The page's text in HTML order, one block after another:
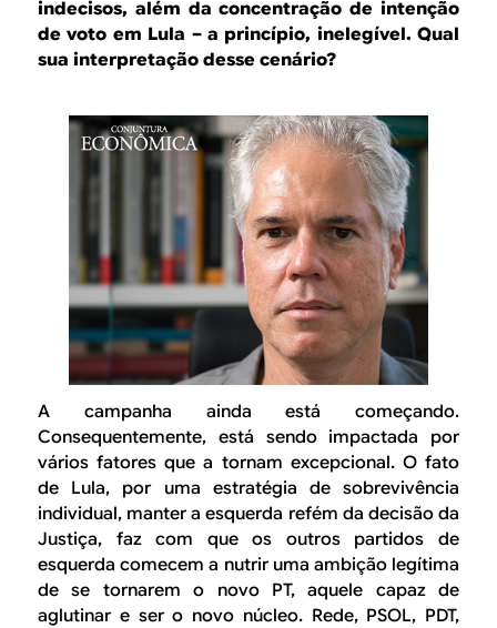
indecisos, além da concentração de intenção
de voto em Lula – a princípio, inelegível. Qual
sua interpretação desse cenário?
A campanha ainda está começando.
Consequentemente, está sendo impactada por
vários fatores que a tornam excepcional. O fato
de Lula, por uma estratégia de sobrevivência
individual, manter a esquerda refém da decisão da
Justiça, faz com que os outros partidos de
esquerda comecem a nutrir uma ambição legítima
de se tornarem o novo PT, aquele capaz de
aglutinar e ser o novo núcleo. Rede, PSOL, PDT,